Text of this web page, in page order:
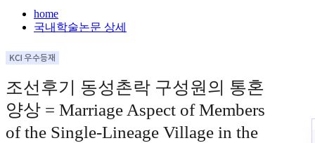
home
국내학술논문 상세
조선후기 동성촌락 구성원의 통혼
양상 = Marriage Aspect of Members
of the Single-Lineage Village in the